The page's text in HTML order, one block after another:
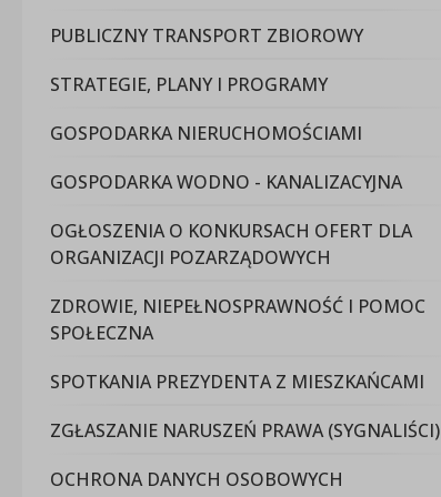
PUBLICZNY TRANSPORT ZBIOROWY
STRATEGIE, PLANY I PROGRAMY
GOSPODARKA NIERUCHOMOŚCIAMI
GOSPODARKA WODNO - KANALIZACYJNA
OGŁOSZENIA O KONKURSACH OFERT DLA
ORGANIZACJI POZARZĄDOWYCH
ZDROWIE, NIEPEŁNOSPRAWNOŚĆ I POMOC
SPOŁECZNA
SPOTKANIA PREZYDENTA Z MIESZKAŃCAMI
ZGŁASZANIE NARUSZEŃ PRAWA (SYGNALIŚCI)
OCHRONA DANYCH OSOBOWYCH